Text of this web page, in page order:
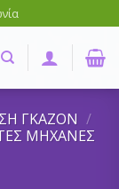
ΓΚΑΖΟΝ /
ΜΗΧΑΝΕΣ